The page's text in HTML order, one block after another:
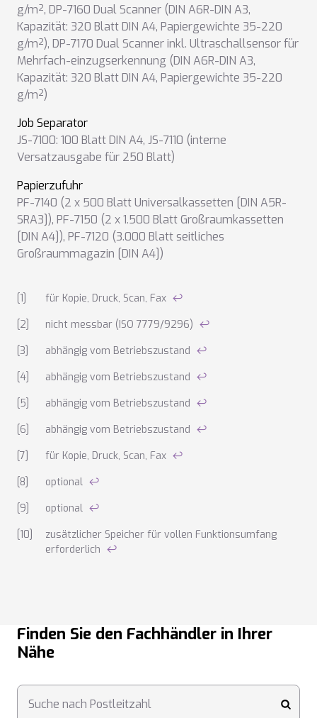
g/m², DP-7160 Dual Scanner (DIN A6R-DIN A3,
Kapazität: 320 Blatt DIN A4, Papiergewichte 35-220
g/m²), DP-7170 Dual Scanner inkl. Ultraschallsensor für
Mehrfach-einzugserkennung (DIN A6R-DIN A3,
Kapazität: 320 Blatt DIN A4, Papiergewichte 35-220
g/m²)
Job Separator
JS-7100: 100 Blatt DIN A4, JS-7110 (interne
Versatzausgabe für 250 Blatt)
Papierzufuhr
PF-7140 (2 x 500 Blatt Universalkassetten [DIN A5R-
SRA3]), PF-7150 (2 x 1.500 Blatt Großraumkassetten
[DIN A4]), PF-7120 (3.000 Blatt seitliches
Großraummagazin [DIN A4])
Anmerkungen zu den technischen Daten
für Kopie, Druck, Scan, Fax ↩
nicht messbar (ISO 7779/9296) ↩
abhängig vom Betriebszustand ↩
abhängig vom Betriebszustand ↩
abhängig vom Betriebszustand ↩
abhängig vom Betriebszustand ↩
für Kopie, Druck, Scan, Fax ↩
optional ↩
optional ↩
zusätzlicher Speicher für vollen Funktionsumfang
erforderlich ↩
Finden Sie den Fachhändler in Ihrer
Nähe
Suche nach Postleitzahl